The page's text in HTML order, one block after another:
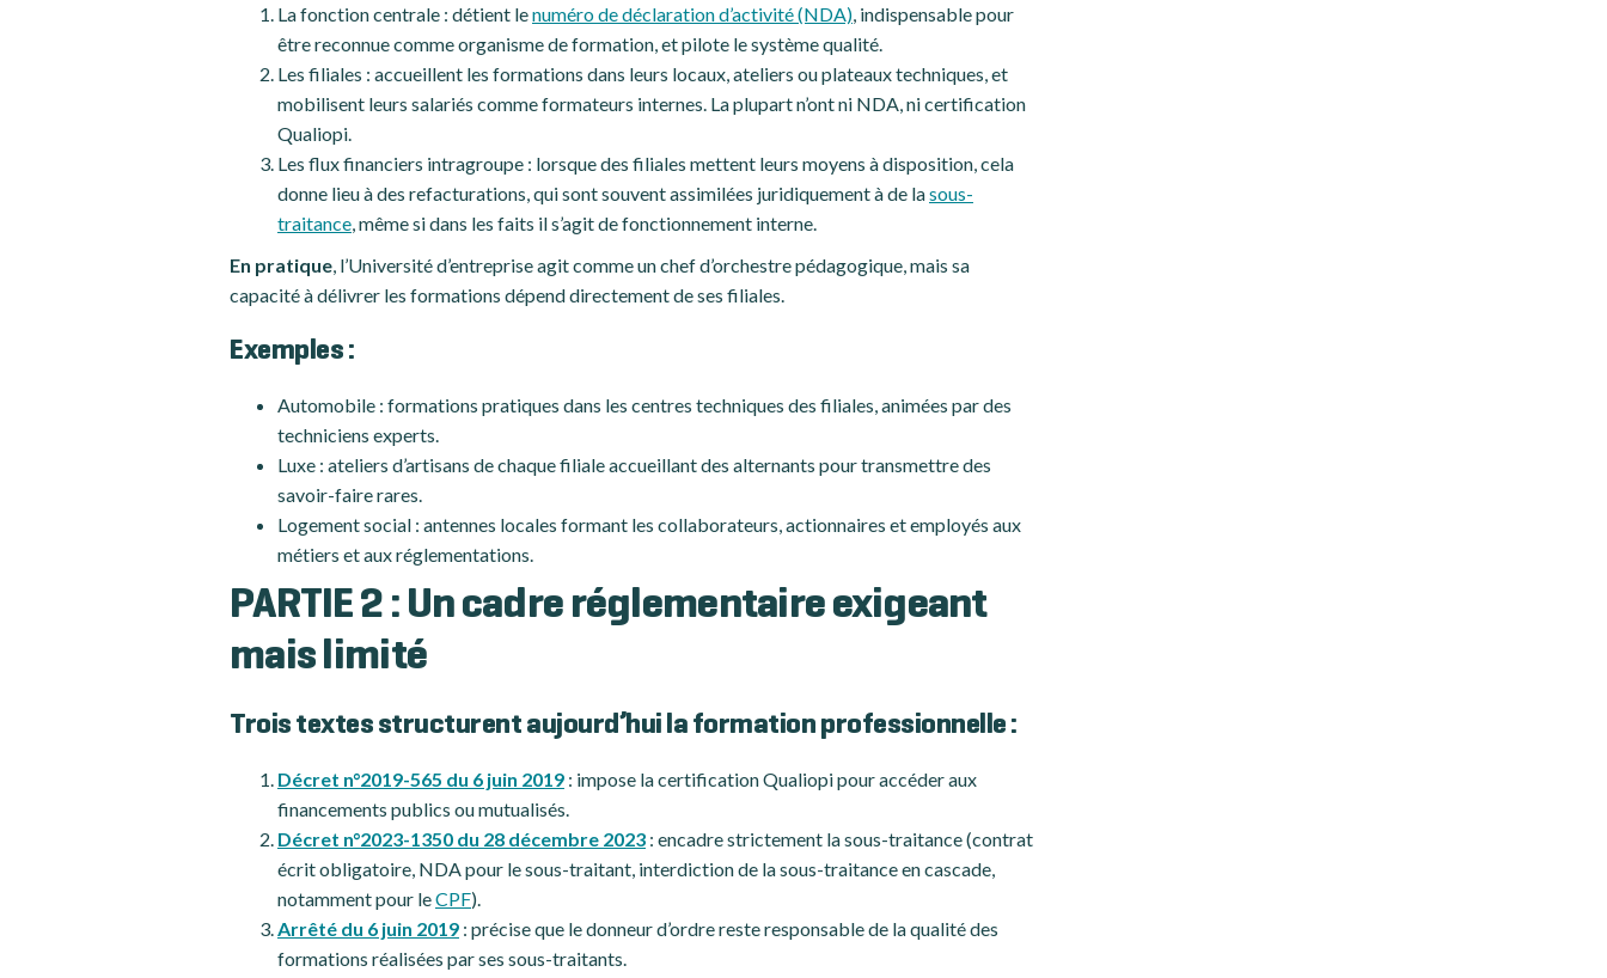
La fonction centrale : détient lenuméro de déclaration d’activité (NDA), indispensable pour
être reconnue comme organisme de formation, et pilote le système qualité.
Les filiales : accueillent les formations dans leurs locaux, ateliers ou plateaux techniques, et
mobilisent leurs salariés comme formateurs internes. La plupart n’ont ni NDA, ni certification
Qualiopi.
Les flux financiers intragroupe : lorsque des filiales mettent leurs moyens à disposition, cela
donne lieu à des refacturations, qui sont souvent assimilées juridiquement à de lasous-
traitance, même si dans les faits il s’agit de fonctionnement interne.
En pratique, l’Université d’entreprise agit comme un chef d’orchestre pédagogique, mais sa
capacité à délivrer les formations dépend directement de ses filiales.
Exemples :
Automobile : formations pratiques dans les centres techniques des filiales, animées par des
techniciens experts.
Luxe : ateliers d’artisans de chaque filiale accueillant des alternants pour transmettre des
savoir-faire rares.
Logement social : antennes locales formant les collaborateurs, actionnaires et employés aux
métiers et aux réglementations.
PARTIE 2 : Un cadre réglementaire exigeant
mais limité
Trois textes structurent aujourd’hui la formation professionnelle :
Décret n°2019-565 du 6 juin 2019 : impose la certification Qualiopi pour accéder aux
financements publics ou mutualisés.
Décret n°2023-1350 du 28 décembre 2023 : encadre strictement la sous-traitance (contrat
écrit obligatoire, NDA pour le sous-traitant, interdiction de la sous-traitance en cascade,
notamment pour leCPF).
Arrêté du 6 juin 2019 : précise que le donneur d’ordre reste responsable de la qualité des
formations réalisées par ses sous-traitants.